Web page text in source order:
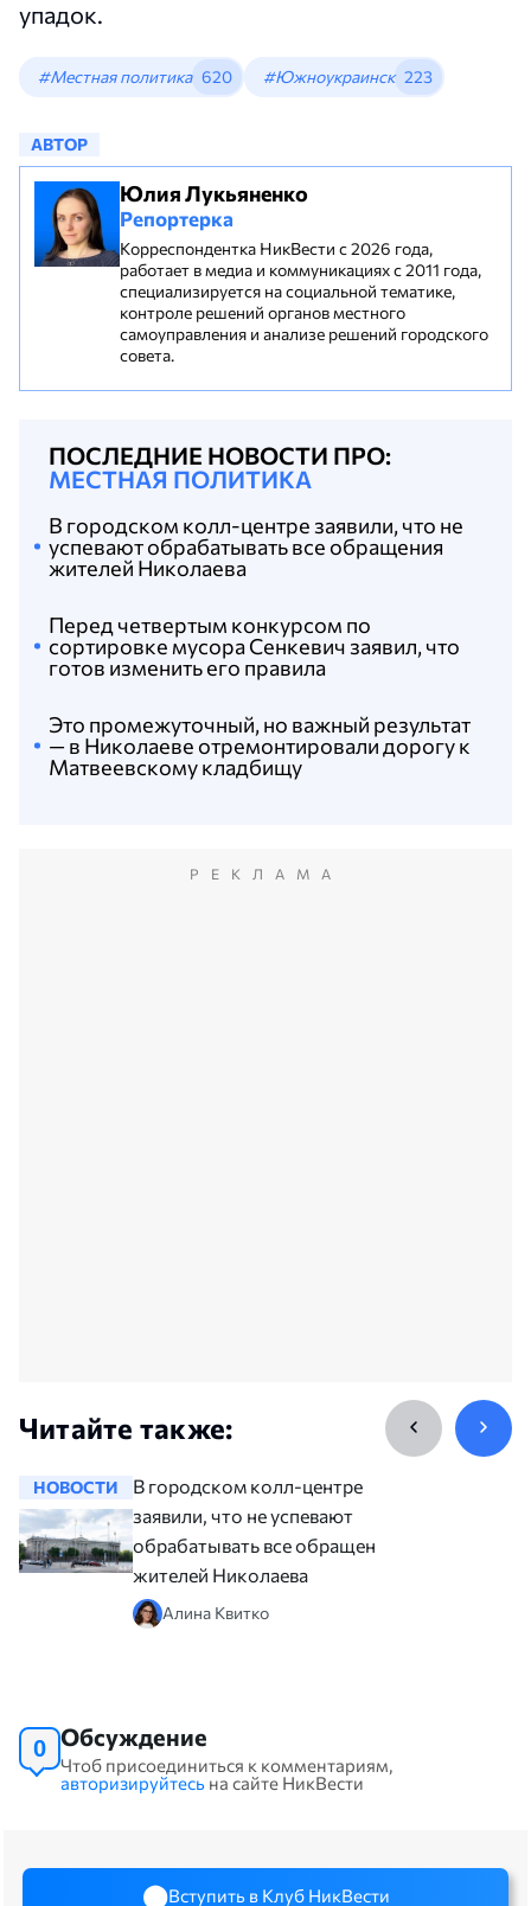
упадок.
#Местная политика 620 #Южноукраинск 223
АВТОР
Юлия Лукьяненко
Репортерка
Корреспондентка НикВести с 2026 года,
работает в медиа и коммуникациях с 2011 года,
специализируется на социальной тематике,
контроле решений органов местного
самоуправления и анализе решений городского
совета.
ПОСЛЕДНИЕ НОВОСТИ ПРО:
МЕСТНАЯ ПОЛИТИКА
Это промежуточный, но важный результат
— в Николаеве отремонтировали дорогу к
Матвеевскому кладбищу
Перед четвертым конкурсом по
сортировке мусора Сенкевич заявил, что
готов изменить его правила
В городском колл-центре заявили, что не
успевают обрабатывать все обращения
жителей Николаева
РЕКЛАМА
Читайте также:
НОВОСТИ
В городском колл-центре
заявили, что не успевают
обрабатывать все обращения
жителей Николаева
Алина Квитко
0 Обсуждение
Чтоб присоединиться к комментариям,
авторизируйтесь на сайте НикВести
Вступить в Клуб НикВести